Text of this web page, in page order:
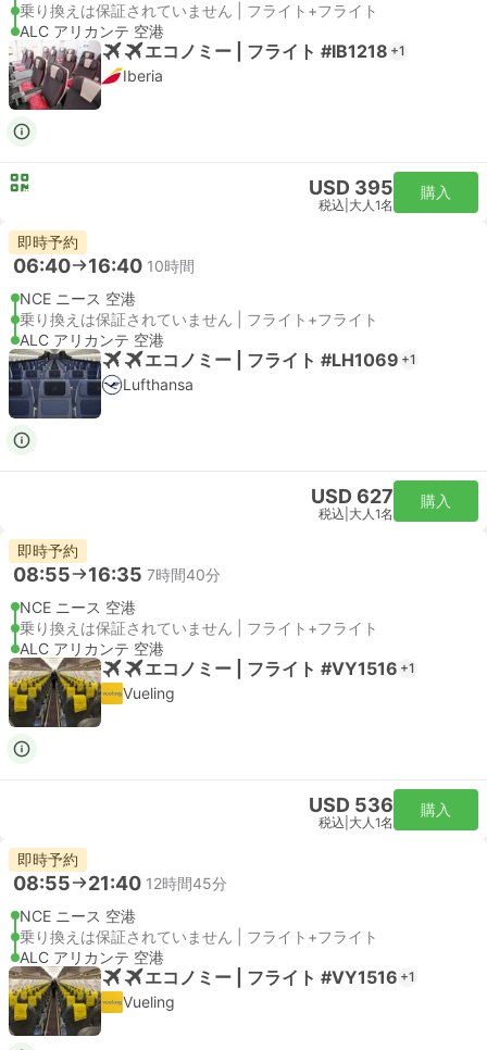
乗り換えは保証されていません | フライト+フライト
ALC アリカンテ 空港
エコノミー | フライト #IB1218 +1
Iberia
USD 395
税込 大人1名
購入
即時予約
06:40 16:40 10時間
NCE ニース 空港
乗り換えは保証されていません | フライト+フライト
ALC アリカンテ 空港
エコノミー | フライト #LH1069 +1
Lufthansa
USD 627
税込 大人1名
購入
即時予約
08:55 16:35 7時間40分
NCE ニース 空港
乗り換えは保証されていません | フライト+フライト
ALC アリカンテ 空港
エコノミー | フライト #VY1516 +1
Vueling
USD 536
税込 大人1名
購入
即時予約
08:55 21:40 12時間45分
NCE ニース 空港
乗り換えは保証されていません | フライト+フライト
ALC アリカンテ 空港
エコノミー | フライト #VY1516 +1
Vueling